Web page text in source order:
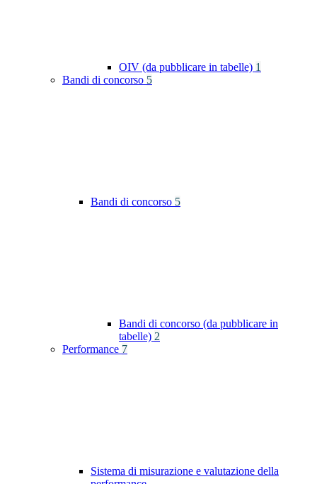
OIV (da pubblicare in tabelle) 1
Bandi di concorso 5
Bandi di concorso 5
Bandi di concorso (da pubblicare in
tabelle) 2
Performance 7
Sistema di misurazione e valutazione della